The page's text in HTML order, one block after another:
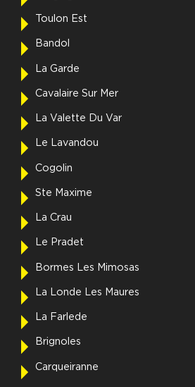
Toulon Est
Bandol
La Garde
Cavalaire Sur Mer
La Valette Du Var
Le Lavandou
Cogolin
Ste Maxime
La Crau
Le Pradet
Bormes Les Mimosas
La Londe Les Maures
La Farlede
Brignoles
Carqueiranne